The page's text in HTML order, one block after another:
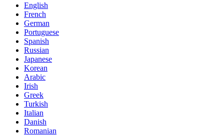
English
French
German
Portuguese
Spanish
Russian
Japanese
Korean
Arabic
Irish
Greek
Turkish
Italian
Danish
Romanian